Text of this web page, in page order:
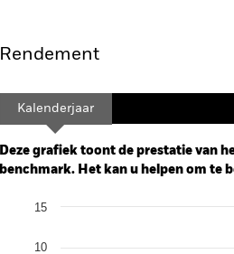
Rendement
Kalenderjaar
Deze grafiek toont de prestatie van
benchmark. Het kan u helpen om te
Bar chart with 2 data series.
The chart has 1 Y axis displaying
10
15